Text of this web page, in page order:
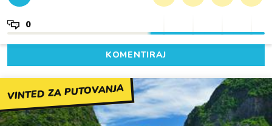
0
KOMENTIRAJ
VINTED ZA PUTOVANJA